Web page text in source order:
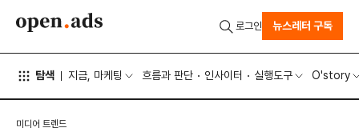
탐색 지금, 마케팅 흐름과 판단 인사이터 실행도구 O'story
로그인 뉴스레터 구독
미디어 트렌드